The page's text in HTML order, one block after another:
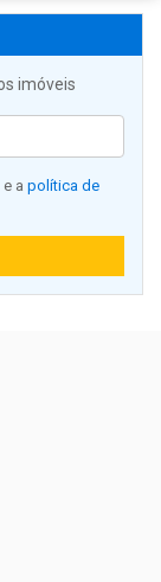
imóveis
e a política de